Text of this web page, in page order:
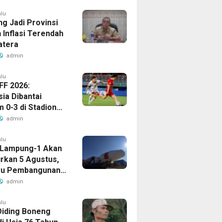
Jadi Provinsi
Inflasi Terendah
admin
2026:
Dibantai
0-3 di Stadion
admin
1 Akan
5 Agustus,
Pembangunan
admin
Boneng